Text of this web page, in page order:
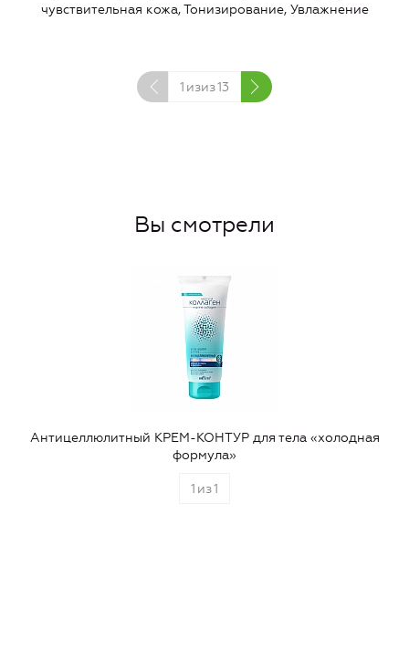
чувствительная кожа, Тонизирование, Увлажнение
1 изиз13
Вы смотрели
Антицеллюлитный КРЕМ-КОНТУР для тела «холодная
формула»
1 из1